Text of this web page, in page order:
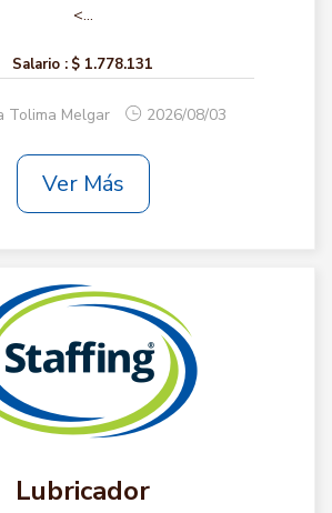
<...
Salario : $ 1.778.131
Tolima Melgar 2026/08/03
Ver Más
Lubricador